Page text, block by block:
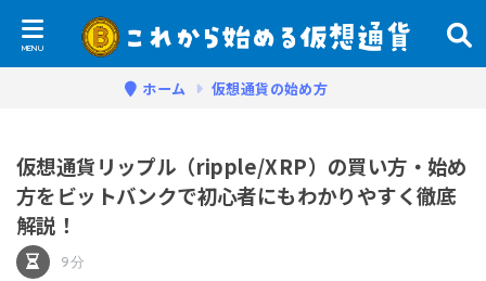
ホーム 仮想通貨の始め方
仮想通貨リップル（ripple/XRP）の買い方・始め
方をビットバンクで初心者にもわかりやすく徹底
解説！
9分